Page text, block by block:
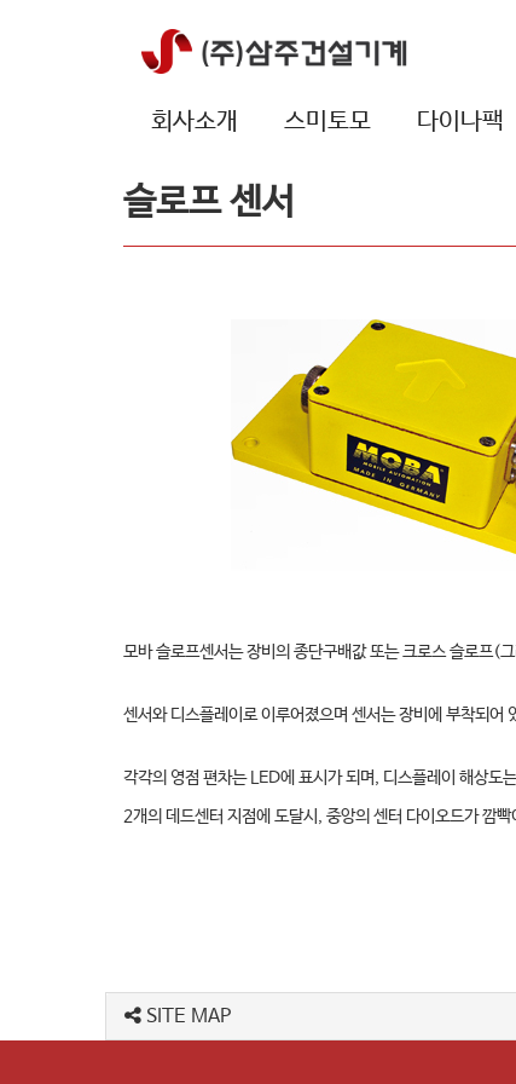
회사소개 스미토모 다이나팩
슬로프 센서
모바 슬로프센서는 장비의 종단구배값 또는 크로스 슬로프(
센서와 디스플레이로 이루어졌으며 센서는 장비에 부착되어
각각의 영점 편차는 LED에 표시가 되며, 디스플레이 해상도
2개의 데드센터 지점에 도달시, 중앙의 센터 다이오드가 깜빡
SITE MAP